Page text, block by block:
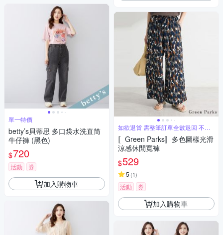
單一特價
betty’s貝蒂思 多口袋水洗直筒
牛仔褲 (黑色)
$720
活動 券
加入購物車
如欲退貨 需整筆訂單全數退回 不能
單退
〚Green Parks〛多色圖樣光滑
涼感休閒寬褲
$529
5 (1)
活動 券
加入購物車